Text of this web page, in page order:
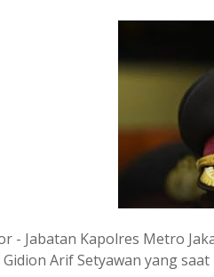
- Jabatan Kapolres Metro
Gidion Arif Setyawan yang